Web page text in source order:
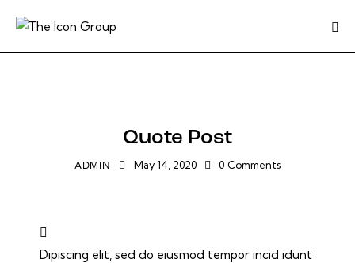
Quote Post
ADMIN May 14, 2020 0 Comments
Dipiscing elit, sed do eiusmod tempor incid idunt